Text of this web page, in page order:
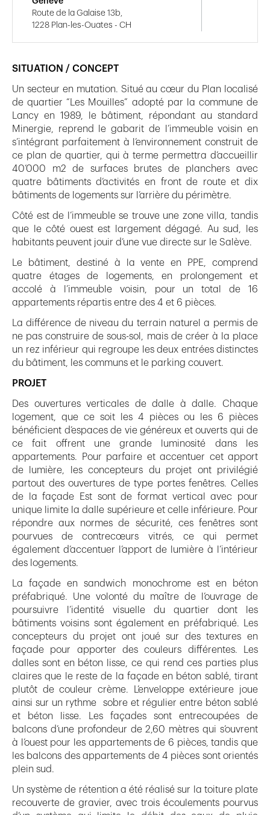
SITUATION / CONCEPT
Un secteur en mutation. Situé au cœur du Plan localisé
de quartier “Les Mouilles” adopté par la commune de
Lancy en 1989, le bâtiment, répondant au standard
Minergie, reprend le gabarit de l’immeuble voisin en
s’intégrant parfaitement à l’environnement construit de
ce plan de quartier, qui à terme permettra d’accueillir
40’000 m2 de surfaces brutes de planchers avec
quatre bâtiments d’activités en front de route et dix
bâtiments de logements sur l’arrière du périmètre.
Côté est de l’immeuble se trouve une zone villa, tandis
que le côté ouest est largement dégagé. Au sud, les
habitants peuvent jouir d’une vue directe sur le Salève.
Le bâtiment, destiné à la vente en PPE, comprend
quatre étages de logements, en prolongement et
accolé à l’immeuble voisin, pour un total de 16
appartements répartis entre des 4 et 6 pièces.
La différence de niveau du terrain naturel a permis de
ne pas construire de sous-sol, mais de créer à la place
un rez inférieur qui regroupe les deux entrées distinctes
du bâtiment, les communs et le parking couvert.
PROJET
Des ouvertures verticales de dalle à dalle. Chaque
logement, que ce soit les 4 pièces ou les 6 pièces
bénéficient d’espaces de vie généreux et ouverts qui de
ce fait offrent une grande luminosité dans les
appartements. Pour parfaire et accentuer cet apport
de lumière, les concepteurs du projet ont privilégié
partout des ouvertures de type portes fenêtres. Celles
de la façade Est sont de format vertical avec pour
unique limite la dalle supérieure et celle inférieure. Pour
répondre aux normes de sécurité, ces fenêtres sont
pourvues de contrecœurs vitrés, ce qui permet
également d’accentuer l’apport de lumière à l’intérieur
des logements.
La façade en sandwich monochrome est en béton
préfabriqué. Une volonté du maître de l’ouvrage de
poursuivre l’identité visuelle du quartier dont les
bâtiments voisins sont également en préfabriqué. Les
concepteurs du projet ont joué sur des textures en
façade pour apporter des couleurs différentes. Les
dalles sont en béton lisse, ce qui rend ces parties plus
claires que le reste de la façade en béton sablé, tirant
plutôt de couleur crème. L’enveloppe extérieure joue
ainsi sur un rythme sobre et régulier entre béton sablé
et béton lisse. Les façades sont entrecoupées de
balcons d’une profondeur de 2,60 mètres qui s’ouvrent
à l’ouest pour les appartements de 6 pièces, tandis que
les balcons des appartements de 4 pièces sont orientés
plein sud.
Un système de rétention a été réalisé sur la toiture plate
recouverte de gravier, avec trois écoulements pourvus
Route de la Galaise 13b,
1228 Plan-les-Ouates - CH